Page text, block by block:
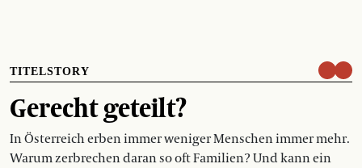
TITELSTORY
Gerecht geteilt?
In Österreich erben immer weniger Menschen immer mehr.
Warum zerbrechen daran so oft Familien? Und kann ein